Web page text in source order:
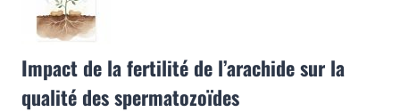
Impact de la fertilité de l’arachide sur la
qualité des spermatozoïdes